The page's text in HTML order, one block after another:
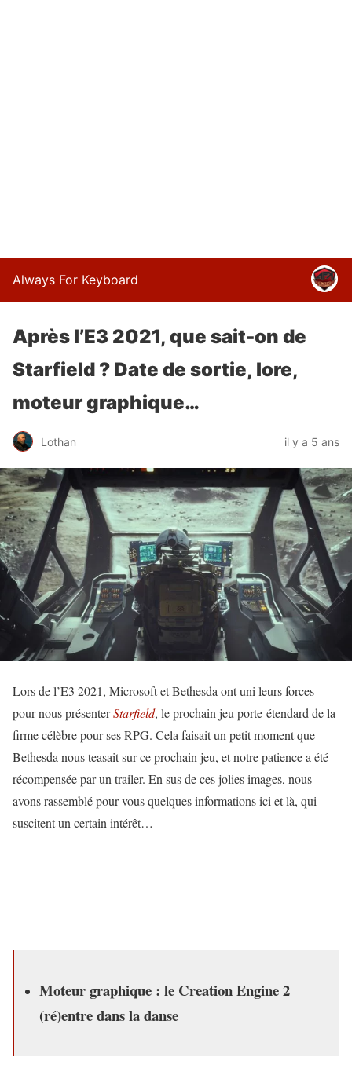
Always For Keyboard
Après l’E3 2021, que sait-on de
Starfield ? Date de sortie, lore,
moteur graphique…
Lothan il y a 5 ans
Lors de l’E3 2021, Microsoft et Bethesda ont uni leurs forces
pour nous présenterStarfield, le prochain jeu porte-étendard de la
firme célèbre pour ses RPG. Cela faisait un petit moment que
Bethesda nous teasait sur ce prochain jeu, et notre patience a été
récompensée par un trailer. En sus de ces jolies images, nous
avons rassemblé pour vous quelques informations ici et là, qui
suscitent un certain intérêt…
Moteur graphique : le Creation Engine 2
(ré)entre dans la danse